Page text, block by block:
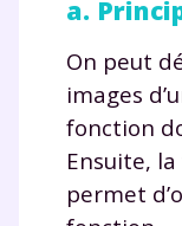
a.
On peut
images
fonction
Ensuite,
permet